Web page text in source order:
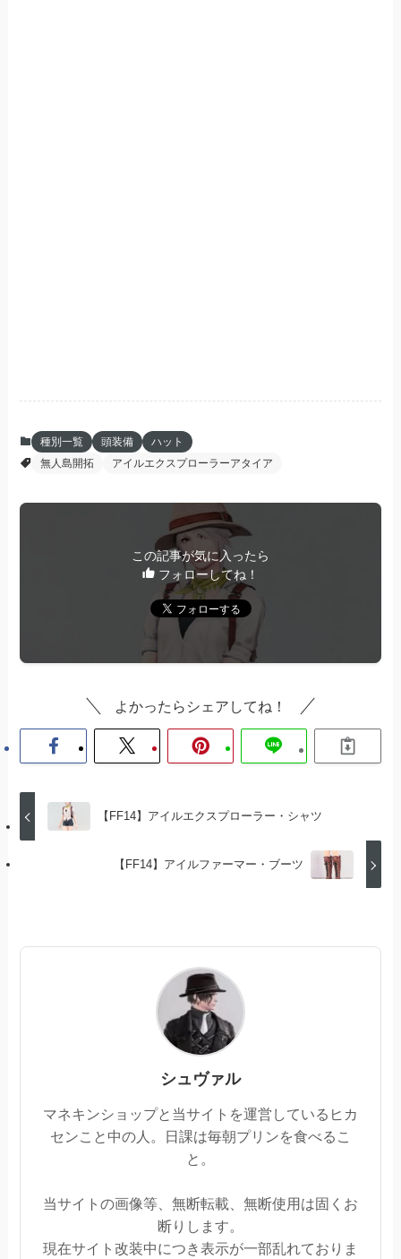
種別一覧 頭装備
ハット
無人島開拓
アイルエクスプローラーアタイア
この記事が気に入ったら
フォローしてね！
よかったらシェアしてね！
【FF14】アイルエクスプローラー・シャツ
【FF14】アイルファーマー・ブーツ
シュヴァル
マネキンショップと当サイトを運営しているヒカ
センこと中の人。日課は毎朝プリンを食べるこ
と。
当サイトの画像等、無断転載、無断使用は固くお
断りします。
現在サイト改装中につき表示が一部乱れておりま